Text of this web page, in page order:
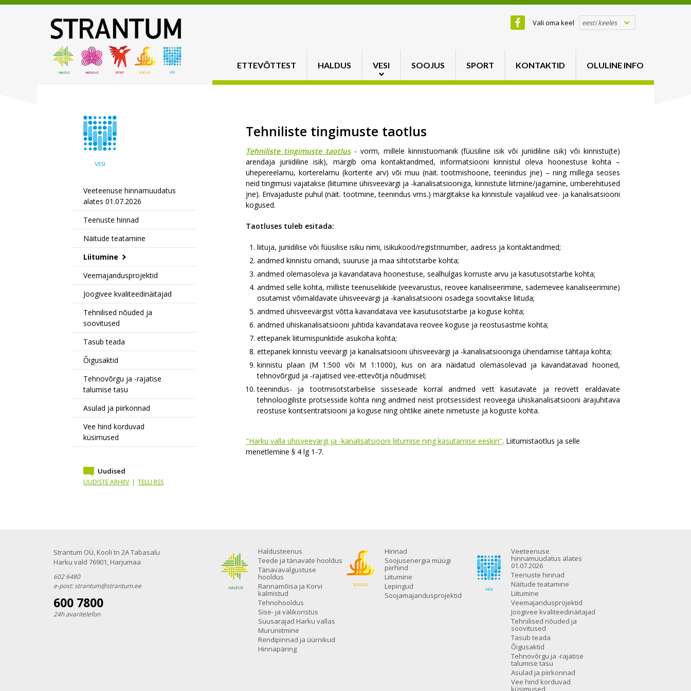
Vali oma keel eesti keeles
ETTEVÕTTEST HALDUS VESI SOOJUS SPORT KONTAKTID OLULINE INFO
Veeteenuse hinnamuudatus
alates 01.07.2026
Teenuste hinnad
Näitude teatamine
Liitumine
Veemajandusprojektid
Joogivee kvaliteedinäitajad
Tehnilised nõuded ja
soovitused
Tasub teada
Õigusaktid
Tehnovõrgu ja -rajatise
talumise tasu
Asulad ja piirkonnad
Vee hind korduvad
küsimused
Uudised
UUDISTE ARHIIV | TELLI RSS
Tehniliste tingimuste taotlus
Tehniliste tingimuste taotlus - vorm, millele kinnistuomanik (füüsiline isik või juriidiline isik) või kinnistu(te)
arendaja juriidiline isik), märgib oma kontaktandmed, informatsiooni kinnistul oleva hoonestuse kohta –
ühepereelamu, korterelamu (korterite arv) või muu (näit. tootmishoone, teenindus jne) – ning millega seoses
neid tingimusi vajatakse (liitumine ühisveevärgi ja -kanalisatsiooniga, kinnistute liitmine/jagamine, ümberehitused
jne). Erivajaduste puhul (näit. tootmine, teenindus vms.) märgitakse ka kinnistule vajalikud vee- ja kanalisatsiooni
kogused.
Taotluses tuleb esitada:
liituja, juriidilise või füüsilise isiku nimi, isikukood/registrinumber, aadress ja kontaktandmed;
andmed kinnistu omandi, suuruse ja maa sihtotstarbe kohta;
andmed olemasoleva ja kavandatava hoonestuse, sealhulgas korruste arvu ja kasutusotstarbe kohta;
andmed selle kohta, milliste teenuseliikide (veevarustus, reovee kanaliseerimine, sademevee kanaliseerimine)
osutamist võimaldavate ühisveevärgi ja -kanalisatsiooni osadega soovitakse liituda;
andmed ühisveevärgist võtta kavandatava vee kasutusotstarbe ja koguse kohta;
andmed ühiskanalisatsiooni juhtida kavandatava reovee koguse ja reostusastme kohta;
ettepanek liitumispunktide asukoha kohta;
ettepanek kinnistu veevärgi ja kanalisatsiooni ühisveevärgi ja -kanalisatsiooniga ühendamise tähtaja kohta;
kinnistu plaan (M 1:500 või M 1:1000), kus on ära näidatud olemasolevad ja kavandatavad hooned,
tehnovõrgud ja -rajatised vee-ettevõtja nõudmisel;
teenindus- ja tootmisotstarbelise sisseseade korral andmed vett kasutavate ja reovett eraldavate
tehnoloogiliste protsesside kohta ning andmed neist protsessidest reoveega ühiskanalisatsiooni ärajuhitava
reostuse kontsentratsiooni ja koguse ning ohtlike ainete nimetuste ja koguste kohta.
"Harku valla ühisveevärgi ja -kanalisatsiooni liitumise ning kasutamise eeskiri". Liitumistaotlus ja selle
menetlemine § 4 lg 1-7.
Haldusteenus
Teede ja tänavate hooldus
Tänavavalgustuse
hooldus
Rannamõisa ja Korvi
kalmistud
Tehnohooldus
Sise- ja välikoristus
Suusarajad Harku vallas
Muruniitmine
Rendipinnad ja üürnikud
Hinnapäring
Hinnad
Soojusenergia müügi
piirhind
Liitumine
Lepingud
Soojamajandusprojektid
Veeteenuse
hinnamuudatus alates
01.07.2026
Teenuste hinnad
Näitude teatamine
Liitumine
Veemajandusprojektid
Joogivee kvaliteedinäitajad
Tehnilised nõuded ja
soovitused
Tasub teada
Õigusaktid
Tehnovõrgu ja -rajatise
talumise tasu
Asulad ja piirkonnad
Vee hind korduvad
küsimused
Strantum OÜ, Kooli tn 2A Tabasalu
Harku vald 76901, Harjumaa
602 6480
e-post:strantum@strantum.ee
600 7800
24h avaritelefon